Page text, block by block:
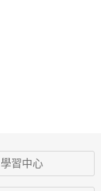
學習中心